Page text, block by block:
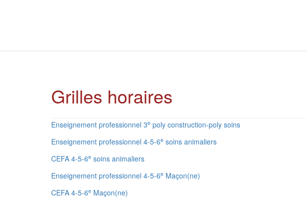
Grilles horaires
Enseignement professionnel 3e poly construction-poly soins
Enseignement professionnel 4-5-6e soins animaliers
CEFA 4-5-6e soins animaliers
Enseignement professionnel 4-5-6e Maçon(ne)
CEFA 4-5-6e Maçon(ne)